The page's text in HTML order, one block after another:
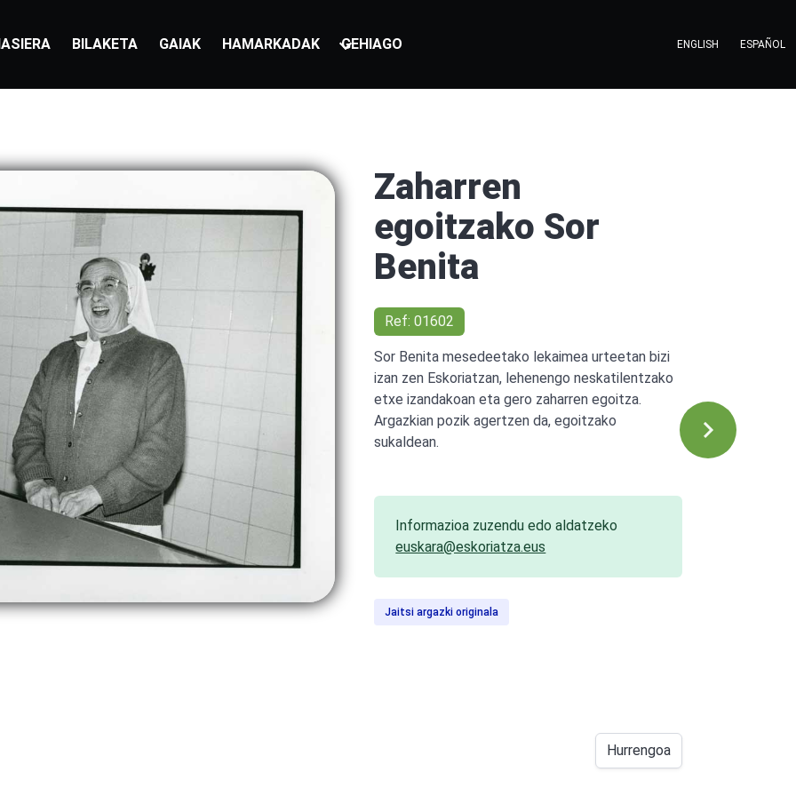
BILAKETA GAIAK HAMARKADAK GEHIAGO ENGLISH ESPAÑOL
Zaharren
egoitzako Sor
Benita
Ref: 01602
Sor Benita mesedeetako lekaimea urteetan bizi
izan zen Eskoriatzan, lehenengo neskatilentzako
etxe izandakoan eta gero zaharren egoitza.
Argazkian pozik agertzen da, egoitzako
sukaldean.
Informazioa zuzendu edo aldatzeko
euskara@eskoriatza.eus
Jaitsi argazki originala
Hurrengoa